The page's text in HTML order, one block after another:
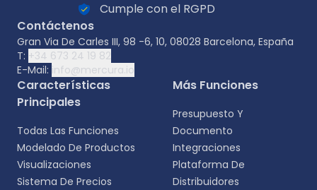
Cumple con el RGPD
Contáctenos
Gran Via De Carles III, 98 -6, 10, 08028 Barcelona, España
T: +34 673 24 19 82
E-Mail: info@mercura.io
Características
Principales
Todas Las Funciones
Modelado De Productos
Visualizaciones
Sistema De Precios
Más Funciones
Presupuesto Y
Documento
Integraciones
Plataforma De
Distribuidores